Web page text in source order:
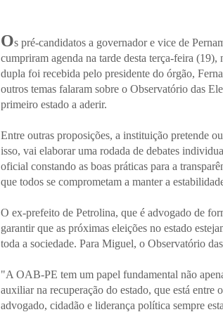
Os pré-candidatos a governador e vice de
cumpriram agenda na tarde desta terça-feira
dupla foi recebida pelo presidente do órgão,
outros temas falaram sobre o Observatório das
primeiro estado a aderir.
Entre outras proposições, a instituição pretende
isso, vai elaborar uma rodada de debates
oficial constando as boas práticas para a
que todos se comprometam a manter a
O ex-prefeito de Petrolina, que é advogado de
garantir que as próximas eleições no estado
toda a sociedade. Para Miguel, o Observatório
"A OAB-PE tem um papel fundamental não
auxiliar na recuperação do estado, que está entre
advogado, cidadão e liderança política sempre